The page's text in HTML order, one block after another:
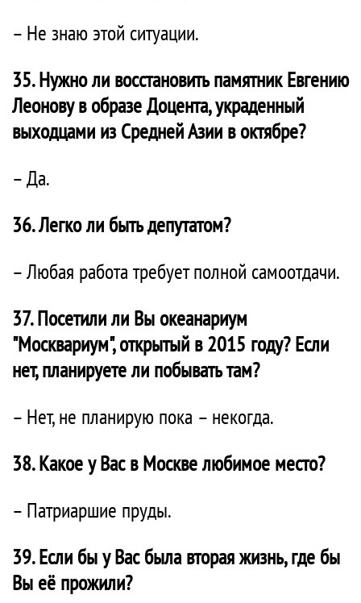
– Не знаю этой ситуации.
35. Нужно ли восстановить памятник Евгению
Леонову в образе Доцента, украденный
выходцами из Средней Азии в октябре?
– Да.
36. Легко ли быть депутатом?
– Любая работа требует полной самоотдачи.
37. Посетили ли Вы океанариум
"Москвариум", открытый в 2015 году? Если
нет, планируете ли побывать там?
– Нет, не планирую пока – некогда.
38. Какое у Вас в Москве любимое место?
– Патриаршие пруды.
39. Если бы у Вас была вторая жизнь, где бы
Вы её прожили?